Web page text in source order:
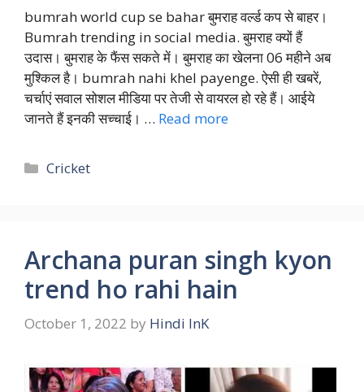
bumrah world cup se bahar बुमराह वर्ल्ड कप से बाहर।
Bumrah trending in social media. बुमराह क्यों हैं
उदास। बुमराह के फैंस सकते में। बुमराह का खेलना 06 महीने अब
मुश्किल है। bumrah nahi khel payenge. ऐसी ही खबरें,
चर्चाएं सवाल सोशल मीडिया पर तेजी से वायरल हो रहे हैं। आईये
जानते हैं इनकी सच्चाई। … Read more
Categories
Cricket
Archana puran singh kyon
trend ho rahi hain
October 1, 2022 by Hindi InK